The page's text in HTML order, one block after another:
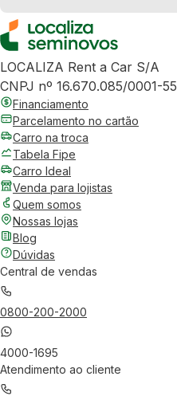
LOCALIZA Rent a Car S/A
CNPJ nº 16.670.085/0001-55
Financiamento
Parcelamento no cartão
Carro na troca
Tabela Fipe
Carro Ideal
Venda para lojistas
Quem somos
Nossas lojas
Blog
Dúvidas
Central de vendas
0800-200-2000
4000-1695
Atendimento ao cliente